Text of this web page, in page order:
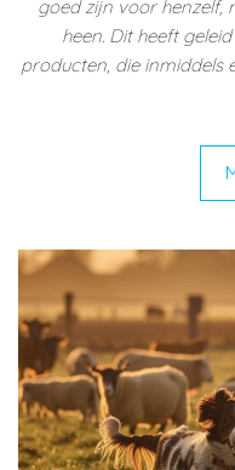
goed zijn voor henzelf,
heen. Dit heeft
producten, die inmiddels